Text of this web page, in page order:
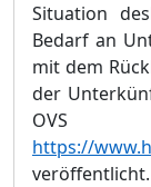
Situation
Bedarf an
mit dem
der
https://
veröffentlicht.